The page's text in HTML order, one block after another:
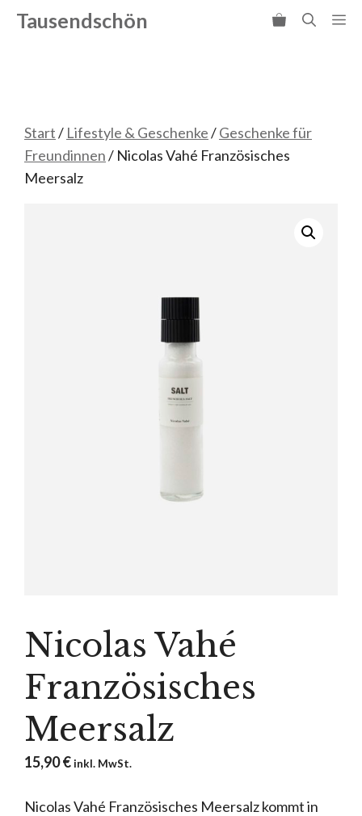
Zum
Inhalt
Tausendschön
Start/ Lifestyle & Geschenke/Geschenke für
Freundinnen/ Nicolas Vahé Französisches
Meersalz
Nicolas Vahé
Französisches
Meersalz
15,90€ inkl. MwSt.
Nicolas Vahé Französisches Meersalz kommt in